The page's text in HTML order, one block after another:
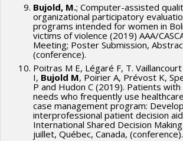
Bujold, M.; Computer-assisted
organizational participatory
programs intended for women in
victims of violence (2019) AAA/
Meeting; Poster Submission,
(conference).
Poitras M E, Légaré F, T.
I, Bujold M, Poirier A, Prévost K,
P and Hudon C (2019). Patients
needs who frequently use
case management program:
interprofessional patient decision
International Shared Decision
juillet, Québec, Canada, (conference).